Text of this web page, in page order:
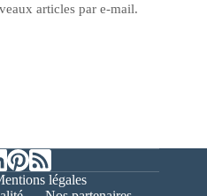
articles par e-mail.
légales